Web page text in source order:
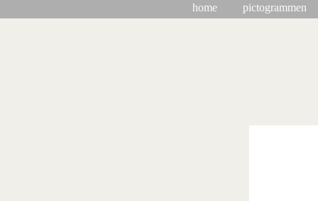
home pictogrammen